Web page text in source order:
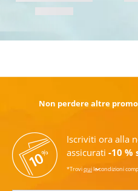
Non perdere altre
Iscriviti ora alla
assicurati -10 %
*Troviquile condizioni